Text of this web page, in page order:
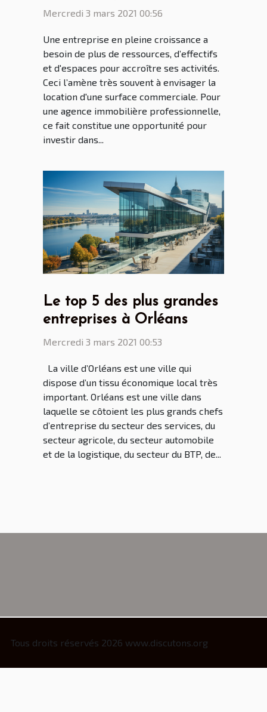
commercial ?
Mercredi 3 mars 2021 00:56
Une entreprise en pleine croissance a
besoin de plus de ressources, d’effectifs
et d'espaces pour accroître ses activités.
Ceci l’amène très souvent à envisager la
location d'une surface commerciale. Pour
une agence immobilière professionnelle,
ce fait constitue une opportunité pour
investir dans...
Le top 5 des plus grandes
entreprises à Orléans
Mercredi 3 mars 2021 00:53
La ville d’Orléans est une ville qui
dispose d’un tissu économique local très
important. Orléans est une ville dans
laquelle se côtoient les plus grands chefs
d’entreprise du secteur des services, du
secteur agricole, du secteur automobile
et de la logistique, du secteur du BTP, de...
Tous droits réservés 2026 www.discutons.org